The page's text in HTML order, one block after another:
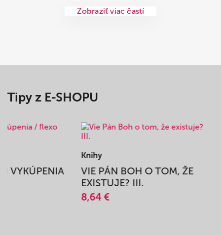
Zobraziť viac častí
Tipy z E-SHOPU
VYKÚPENIA
Knihy
VIE PÁN BOH O TOM, ŽE
EXISTUJE? III.
8,64 €